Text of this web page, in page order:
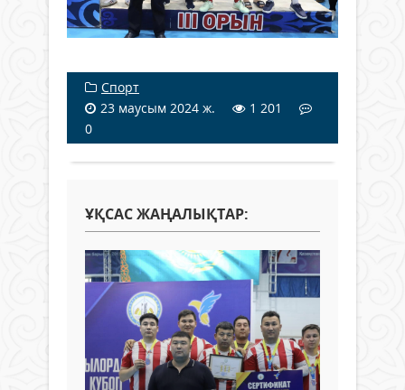
Спорт
23 маусым 2024 ж.
1 201
0
ҰҚСАС ЖАҢАЛЫҚТАР: